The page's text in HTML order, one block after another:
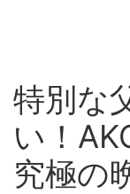
特別な
い！
究極の